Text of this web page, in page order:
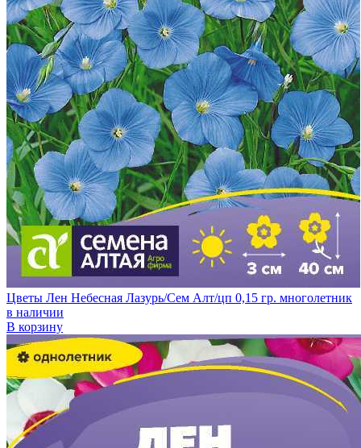
Цветы Лен Небесная Лазурь/Сем Алт/цп 0,15 гр. многолетник
в наличии
В корзину